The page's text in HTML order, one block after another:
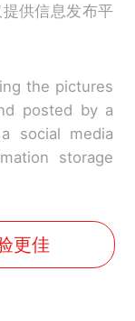
供信息发布平
the pictures
posted by a
social media
storage
更佳